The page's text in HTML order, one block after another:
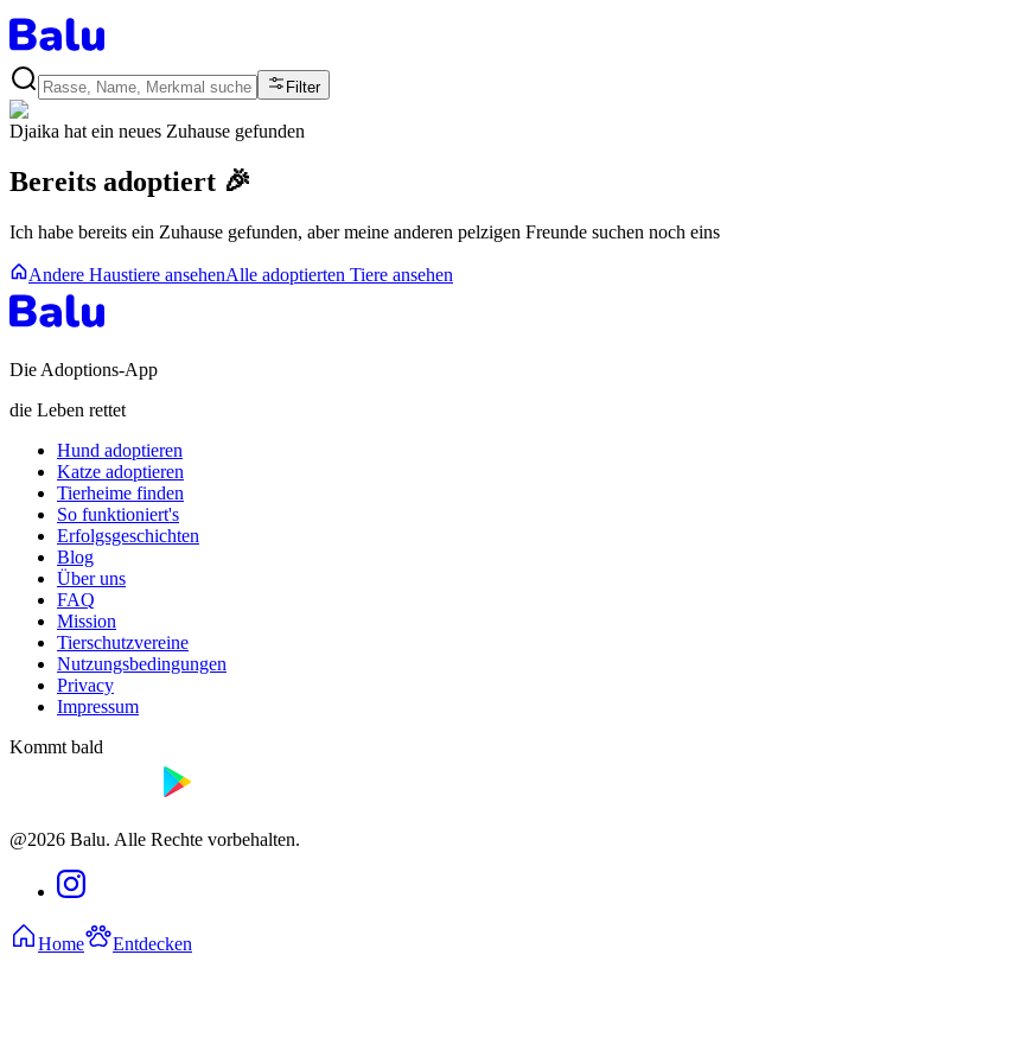
Filter
Djaika hat ein neues Zuhause gefunden
Bereits adoptiert 🎉
Ich habe bereits ein Zuhause gefunden, aber meine anderen pelzigen Freunde suchen noch eins
Andere Haustiere ansehenAlle adoptierten Tiere ansehen
Die Adoptions-App
die Leben rettet
Hund adoptieren
Katze adoptieren
Tierheime finden
So funktioniert's
Erfolgsgeschichten
Blog
Über uns
FAQ
Mission
Tierschutzvereine
Nutzungsbedingungen
Privacy
Impressum
Kommt bald
@2026 Balu. Alle Rechte vorbehalten.
Home Entdecken